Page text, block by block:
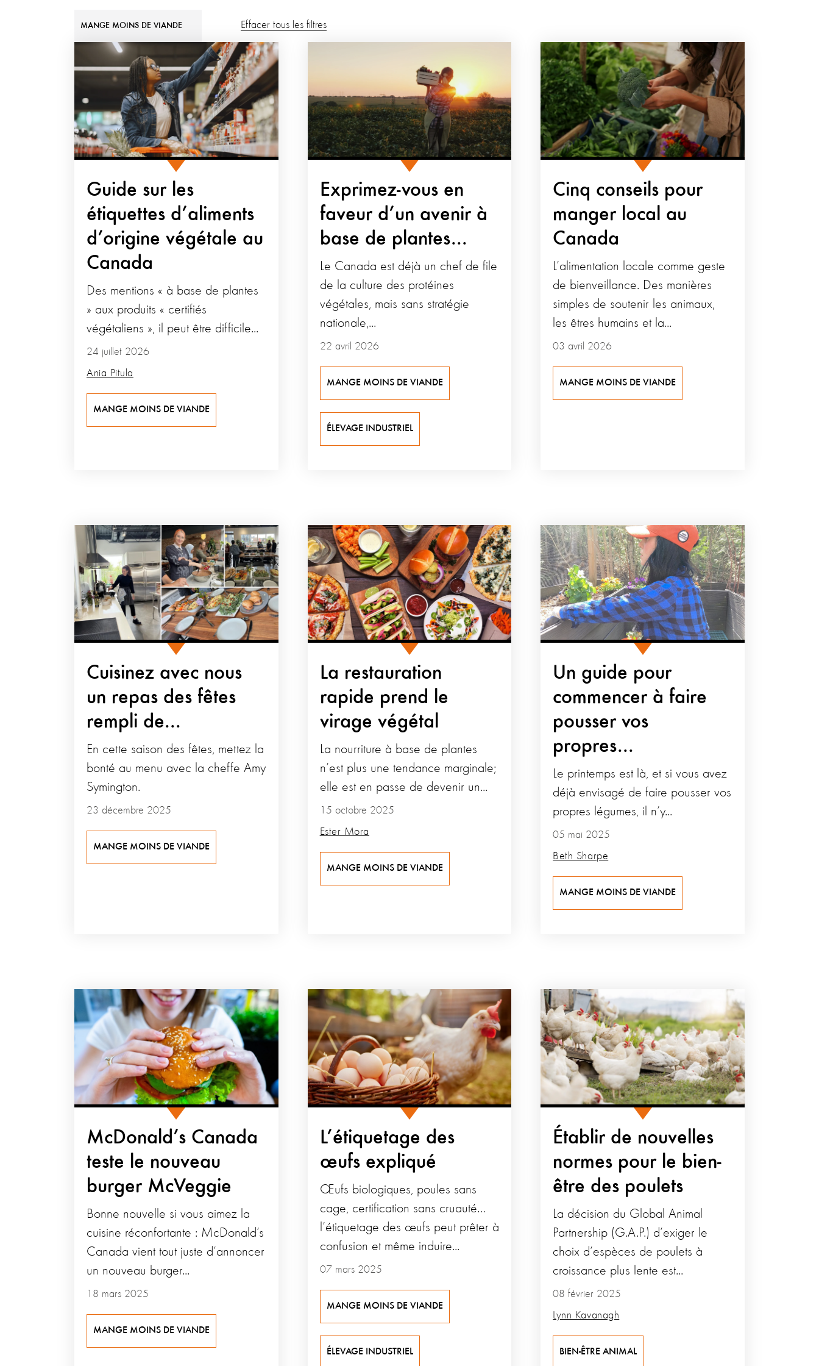
MANGE MOINS DE VIANDE Effacer tous les filtres
Guide sur les
étiquettes d’aliments
d’origine végétale au
Canada
24 juillet 2026
Ania Pitula
Des mentions « à base de plantes
» aux produits « certifiés
végétaliens », il peut être difficile...
MANGE MOINS DE VIANDE
Exprimez-vous en
faveur d’un avenir à
base de plantes...
22 avril 2026
Le Canada est déjà un chef de file
de la culture des protéines
végétales, mais sans stratégie
nationale,...
MANGE MOINS DE VIANDE
ÉLEVAGE INDUSTRIEL
Cinq conseils pour
manger local au
Canada
03 avril 2026
L’alimentation locale comme geste
de bienveillance. Des manières
simples de soutenir les animaux,
les êtres humains et la...
MANGE MOINS DE VIANDE
Cuisinez avec nous
un repas des fêtes
rempli de...
23 décembre 2025
En cette saison des fêtes, mettez la
bonté au menu avec la cheffe Amy
Symington.
MANGE MOINS DE VIANDE
La restauration
rapide prend le
virage végétal
15 octobre 2025
Ester Mora
La nourriture à base de plantes
n’est plus une tendance marginale;
elle est en passe de devenir un...
MANGE MOINS DE VIANDE
Un guide pour
commencer à faire
pousser vos
propres...
05 mai 2025
Beth Sharpe
Le printemps est là, et si vous avez
déjà envisagé de faire pousser vos
propres légumes, il n’y...
MANGE MOINS DE VIANDE
McDonald’s Canada
teste le nouveau
burger McVeggie
18 mars 2025
Bonne nouvelle si vous aimez la
cuisine réconfortante : McDonald’s
Canada vient tout juste d’annoncer
un nouveau burger...
MANGE MOINS DE VIANDE
L’étiquetage des
œufs expliqué
07 mars 2025
Œufs biologiques, poules sans
cage, certification sans cruauté…
l’étiquetage des œufs peut prêter à
confusion et même induire...
MANGE MOINS DE VIANDE
ÉLEVAGE INDUSTRIEL
Établir de nouvelles
normes pour le bien-
être des poulets
08 février 2025
Lynn Kavanagh
La décision du Global Animal
Partnership (G.A.P.) d’exiger le
choix d’espèces de poulets à
croissance plus lente est...
BIEN-ÊTRE ANIMAL